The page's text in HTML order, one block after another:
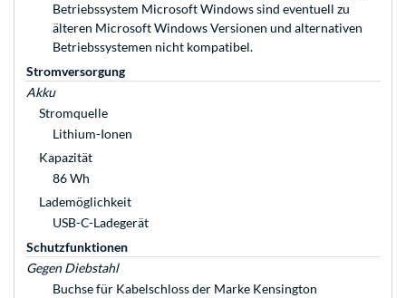
Betriebssystem Microsoft Windows sind eventuell zu
älteren Microsoft Windows Versionen und alternativen
Betriebssystemen nicht kompatibel.
Stromversorgung
Akku
Stromquelle
Lithium-Ionen
Kapazität
86 Wh
Lademöglichkeit
USB-C-Ladegerät
Schutzfunktionen
Gegen Diebstahl
Buchse für Kabelschloss der Marke Kensington